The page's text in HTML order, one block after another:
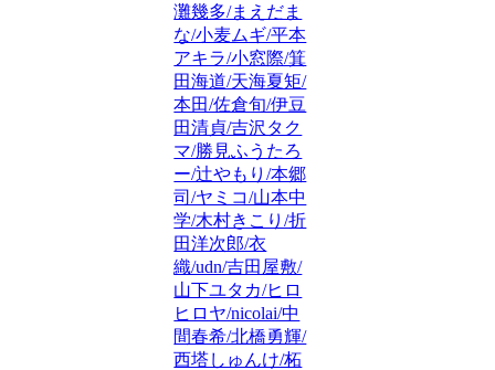
灘幾多/まえだま
な/小麦ムギ/平本
アキラ/小窓際/箕
田海道/天海夏矩/
本田/佐倉旬/伊豆
田清貞/吉沢タク
マ/勝見ふうたろ
ー/辻やもり/本郷
司/ヤミコ/山本中
学/木村きこり/折
田洋次郎/衣
織/udn/吉田屋敷/
山下ユタカ/ヒロ
ヒロヤ/nicolai/中
間春希/北橋勇輝/
西塔しゅんけ/柘